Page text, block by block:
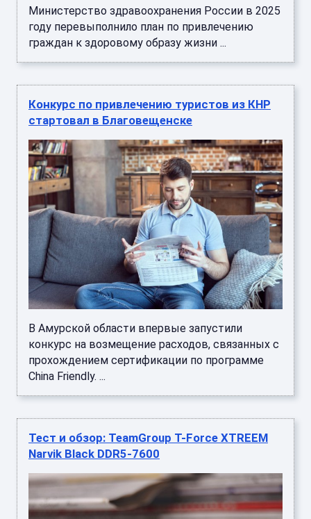
Министерство здравоохранения России в 2025
году перевыполнило план по привлечению
граждан к здоровому образу жизни ...
Конкурс по привлечению туристов из КНР
стартовал в Благовещенске
В Амурской области впервые запустили
конкурс на возмещение расходов, связанных с
прохождением сертификации по программе
China Friendly. ...
Тест и обзор: TeamGroup T-Force XTREEM
Narvik Black DDR5-7600